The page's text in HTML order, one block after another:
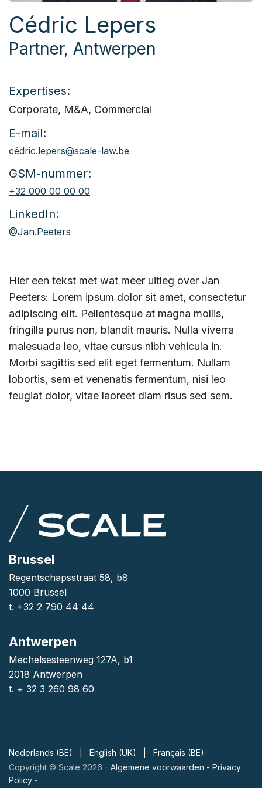
Cédric Lepers
Partner, Antwerpen
Expertises:
Corporate, M&A, Commercial
E-mail:
cédric.lepers@scale-law.be
GSM-nummer:
+32 000 00 00 00
LinkedIn:
@Jan.Peeters
Hier een tekst met wat meer uitleg over Jan
Peeters: Lorem ipsum dolor sit amet, consectetur
adipiscing elit. Pellentesque at magna mollis,
fringilla purus non, blandit mauris. Nulla viverra
malesuada leo, vitae cursus nibh vehicula in.
Morbi sagittis sed elit eget fermentum. Nullam
lobortis, sem et venenatis fermentum, nisi leo
feugiat dolor, vitae laoreet diam risus sed sem.
Brussel
Regentschapsstraat 58, b8
1000 Brussel
t. +32 2 790 44 44
Antwerpen
Mechelsesteenweg 127A, b1
2018 Antwerpen
t. + 32 3 260 98 60
Copyright © Scale 2026 - Algemene voorwaarden - Privacy
Policy -
Nederlands (BE) English (UK) Français (BE)